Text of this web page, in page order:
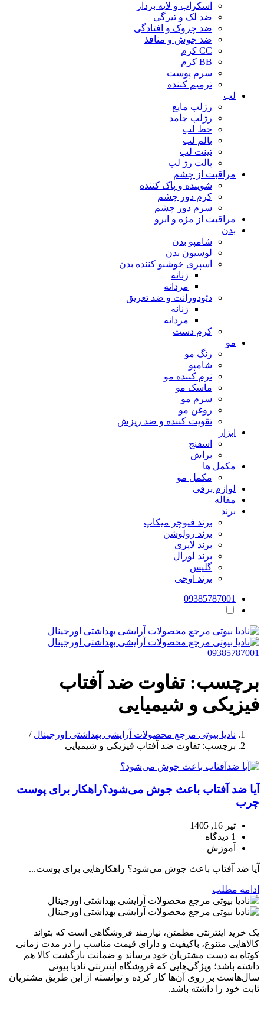
اسکراب و لایه بردار
ضد لک و تیرگی
ضد چروک و افتادگی
ضد جوش و منافذ
CC کرم
BB کرم
سرم پوست
ترمیم کننده
لب
رژلب مایع
رژلب جامد
خط لب
بالم لب
تینت لب
پالت رژ لب
مراقبت از چشم
شوینده و پاک کننده
کرم دور چشم
سرم دور چشم
مراقبت از مژه و ابرو
بدن
شامپو بدن
لوسیون بدن
اسپری خوشبو کننده بدن
زنانه
مردانه
دئودورانت و ضد تعریق
زنانه
مردانه
کرم دست
مو
رنگ مو
شامپو
نرم کننده مو
ماسک مو
سرم مو
روغن مو
تقویت کننده و ضد ریزش
ابزار
اسفنج
براش
مکمل ها
مکمل مو
لوازم برقی
مقاله
برند
برند فیوچر میکاپ
برند رولوشن
برند لاپری
برند لورال
گلیس
برند اوجی
09385787001
09385787001
برچسب:تفاوت ضد آفتاب
فیزیکی و شیمیایی
نادیا بیوتی مرجع محصولات آرایشی بهداشتی اورجینال /
برچسب: تفاوت ضد آفتاب فیزیکی و شیمیایی
آیا ضد آفتاب باعث جوش می‌شود؟راهکار برای پوست
چرب
تیر 16, 1405
1 دیدگاه
آموزش
آیا ضد آفتاب باعث جوش می‌شود؟ راهکارهایی برای پوست...
ادامه مطلب
یک خرید اینترنتی مطمئن، نیازمند فروشگاهی است که بتواند
کالاهایی متنوع، باکیفیت و دارای قیمت مناسب را در مدت زمانی
کوتاه به دست مشتریان خود برساند و ضمانت بازگشت کالا هم
داشته باشد؛ ویژگی‌هایی که فروشگاه اینترنتی نادیا بیوتی
سال‌هاست بر روی آن‌ها کار کرده و توانسته از این طریق مشتریان
ثابت خود را داشته باشد.